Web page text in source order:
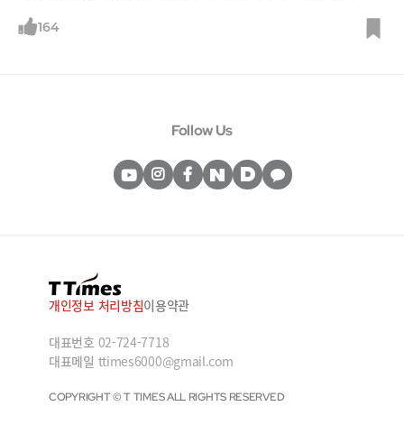
164
Follow Us
개인정보 처리방침이용약관
대표번호 02-724-7718
대표메일 ttimes6000@gmail.com
COPYRIGHT © T TIMES ALL RIGHTS RESERVED